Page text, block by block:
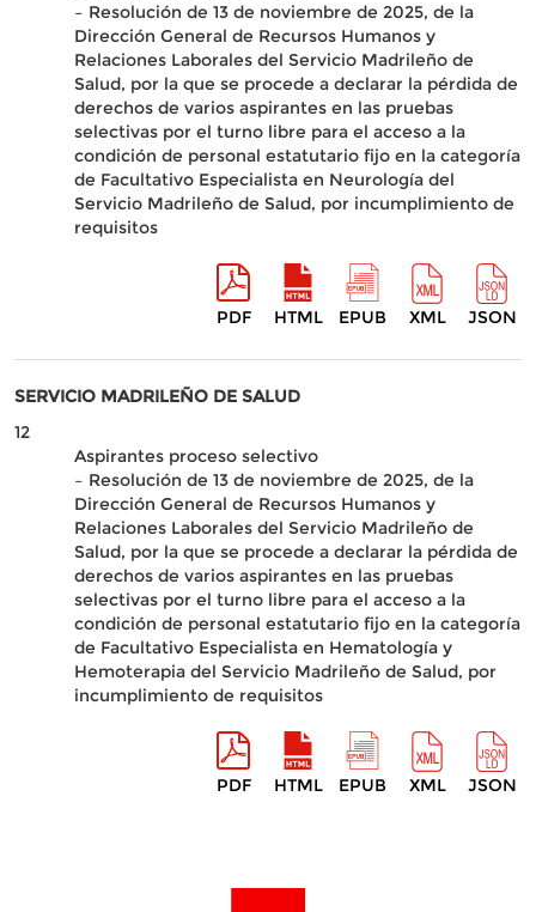
– Resolución de 13 de noviembre de 2025, de la
Dirección General de Recursos Humanos y
Relaciones Laborales del Servicio Madrileño de
Salud, por la que se procede a declarar la pérdida de
derechos de varios aspirantes en las pruebas
selectivas por el turno libre para el acceso a la
condición de personal estatutario fijo en la categoría
de Facultativo Especialista en Neurología del
Servicio Madrileño de Salud, por incumplimiento de
requisitos
PDF HTML EPUB XML JSON
SERVICIO MADRILEÑO DE SALUD
12
Aspirantes proceso selectivo
– Resolución de 13 de noviembre de 2025, de la
Dirección General de Recursos Humanos y
Relaciones Laborales del Servicio Madrileño de
Salud, por la que se procede a declarar la pérdida de
derechos de varios aspirantes en las pruebas
selectivas por el turno libre para el acceso a la
condición de personal estatutario fijo en la categoría
de Facultativo Especialista en Hematología y
Hemoterapia del Servicio Madrileño de Salud, por
incumplimiento de requisitos
PDF HTML EPUB XML JSON